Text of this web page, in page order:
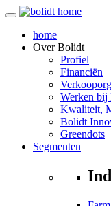
home
OverBolidt
Profiel
Financiën
Werken bij
Kwaliteit,
Bolidt
Greendots
Segmenten